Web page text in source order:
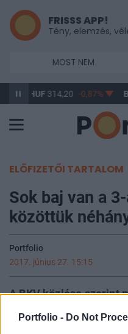
Portfolio - Do Not
FRISSS APP!
Tény, elemzés,
MOST NEM
USD/HUF 314,20 -0,87%
ELŐFIZETŐI TARTALOM
Sok baj van a
közöttük
Portfolio
2017. június 27. 15:15
A BKV közlése szerint
ugyanakkor a 24.hu